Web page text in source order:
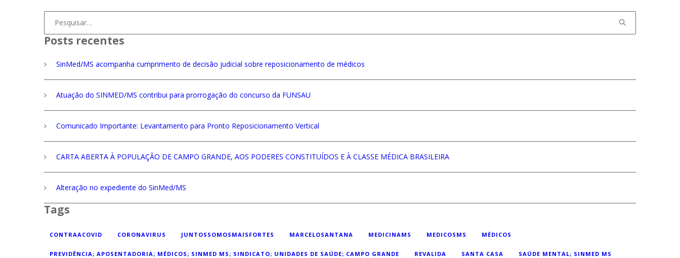
por:
Posts recentes
SinMed/MS acompanha cumprimento de decisão judicial sobre reposicionamento de médicos
Atuação do SINMED/MS contribui para prorrogação do concurso da FUNSAU
Comunicado Importante: Levantamento para Pronto Reposicionamento Vertical
CARTA ABERTA À POPULAÇÃO DE CAMPO GRANDE, AOS PODERES CONSTITUÍDOS E À CLASSE MÉDICA BRASILEIRA
Alteração no expediente do SinMed/MS
Tags
CONTRAACOVID CORONAVIRUS JUNTOSSOMOSMAISFORTES MARCELOSANTANA MEDICINAMS MEDICOSMS MÉDICOS
PREVIDÊNCIA; APOSENTADORIA; MÉDICOS; SINMED MS; SINDICATO; UNIDADES DE SAÚDE; CAMPO GRANDE REVALIDA SANTA CASA SAÚDE MENTAL; SINMED MS